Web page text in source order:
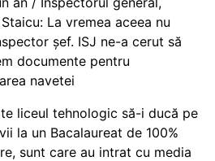
La vremea aceea nu
șef. ISJ ne-a cerut să
documente pentru
navetei
liceul tehnologic să-i ducă pe
la un Bacalaureat de 100%
sunt care au intrat cu media